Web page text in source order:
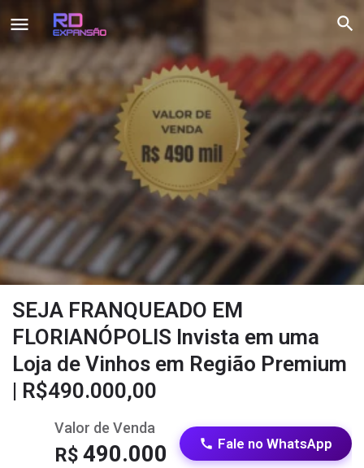
SEJA FRANQUEADO EM
FLORIANÓPOLIS Invista em uma
Loja de Vinhos em Região Premium
| R$490.000,00
Valor de Venda
R$ 490.000 Fale no WhatsApp